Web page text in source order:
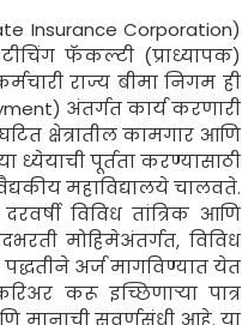
Insurance Corporation)
फॅकल्टी (प्राध्यापक)
राज्य बीमा निगम ही
अंतर्गत कार्य करणारी
क्षेत्रातील कामगार आणि
पूर्तता करण्यासाठी
महाविद्यालये चालवते.
विविध तांत्रिक आणि
मोहिमेअंतर्गत, विविध
अर्ज मागविण्यात येत
करू इच्छिणाऱ्या पात्र